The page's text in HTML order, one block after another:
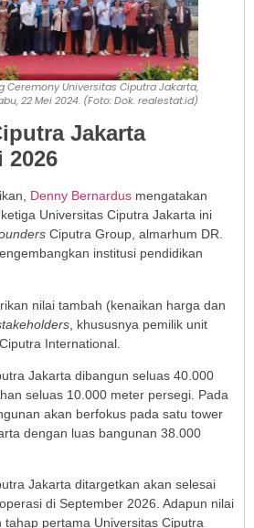
Ceremony Universitas Ciputra Jakarta,
22 Mei 2024. (Foto: Dok. realestat.id)
Jakarta
2026
Denny Bernardus mengatakan
Universitas Ciputra Jakarta ini
Ciputra Group, almarhum DR.
institusi pendidikan
nilai tambah (kenaikan harga dan
, khususnya pemilik unit
International.
Jakarta dibangun seluas 40.000
seluas 10.000 meter persegi. Pada
akan berfokus pada satu tower
dengan luas bangunan 38.000
Jakarta ditargetkan akan selesai
di September 2026. Adapun nilai
tahap pertama Universitas Ciputra